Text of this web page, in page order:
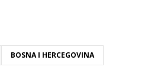
BOSNA I HERCEGOVINA